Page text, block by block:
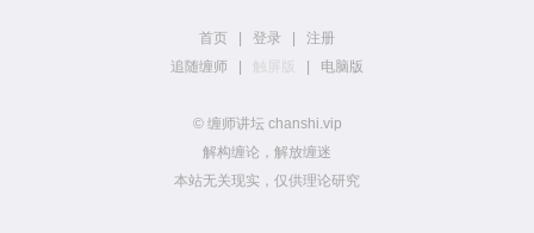
首页 登录
注册
追随缠师
触屏版 电脑版
© 缠师讲坛 chanshi.vip
解构缠论，解放缠迷
本站无关现实，仅供理论研究